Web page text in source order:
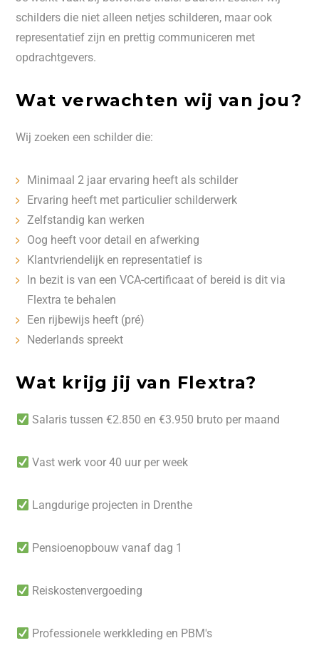
schilders die niet alleen netjes schilderen, maar ook
representatief zijn en prettig communiceren met
opdrachtgevers.
Wat verwachten wij van jou?
Wij zoeken een schilder die:
Minimaal 2 jaar ervaring heeft als schilder
Ervaring heeft met particulier schilderwerk
Zelfstandig kan werken
Oog heeft voor detail en afwerking
Klantvriendelijk en representatief is
In bezit is van een VCA-certificaat of bereid is dit via
Flextra te behalen
Een rijbewijs heeft (pré)
Nederlands spreekt
Wat krijg jij van Flextra?
Salaris tussen €2.850 en €3.950 bruto per maand
Vast werk voor 40 uur per week
Langdurige projecten in Drenthe
Pensioenopbouw vanaf dag 1
Reiskostenvergoeding
Professionele werkkleding en PBM's